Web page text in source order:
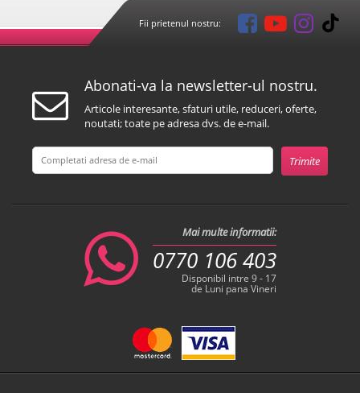
Fii prietenul nostru:
Abonati-va la newsletter-ul nostru.
Articole interesante, sfaturi utile, reduceri, oferte,
noutati; toate pe adresa dvs. de e-mail.
Mai multe informatii:
0770 106 403
Disponibil intre 9 - 17
de Luni pana Vineri